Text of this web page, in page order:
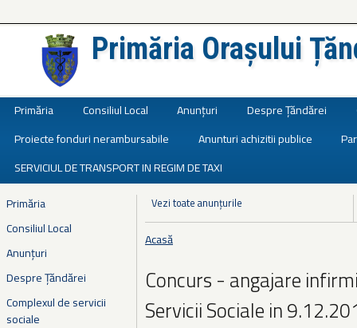
Primăria Orașului
Primăria Consiliul Local Anunțuri Despre Țăndărei
Proiecte fonduri nerambursabile
Anunturi achizitii publice
SERVICIUL DE TRANSPORT IN REGIM DE TAXI
Primăria
Consiliul Local
Anunțuri
Despre Țăndărei
Complexul de servicii
sociale
Vezi toate anunțurile
Eşti aici
Acasă
Concurs - angajare
Servicii Sociale in